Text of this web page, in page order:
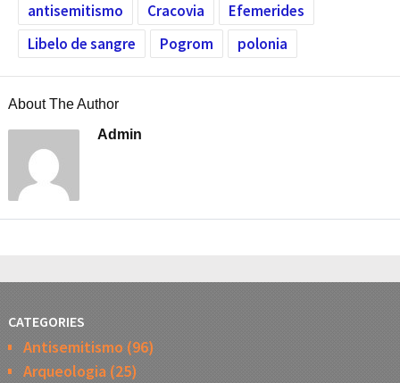
antisemitismo Cracovia
Efemerides
Libelo de sangre
Pogrom polonia
About The Author
Admin
CATEGORIES
Antisemitismo (96)
Arqueologia(25)